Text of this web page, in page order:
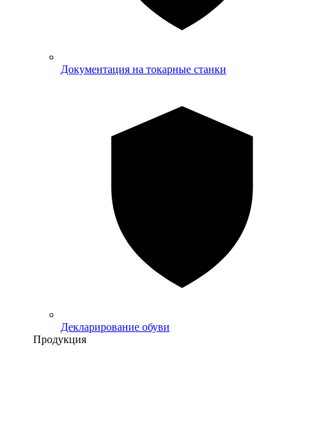
Документация на токарные станки
Декларирование обуви
Продукция